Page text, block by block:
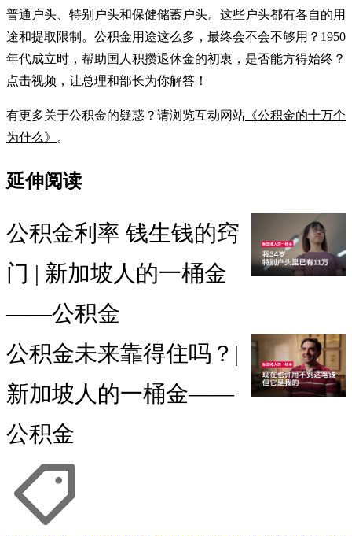
普通户头、特别户头和保健储蓄户头。这些户头都有各自的用
途和提取限制。公积金用途这么多，最终会不会不够用？1950
年代成立时，帮助国人积攒退休金的初衷，是否能方得始终？
点击视频，让总理和部长为你解答！
有更多关于公积金的疑惑？请浏览互动网站 《公积金的十万个
为什么》
。
延伸阅读
公积金利率 钱生钱的窍
门 | 新加坡人的一桶金
——公积金
公积金未来靠得住吗？|
新加坡人的一桶金——
公积金